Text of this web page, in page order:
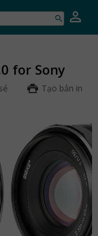
for Sony
Tạo bản in